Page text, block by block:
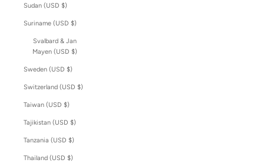
Sudan (USD $)
Suriname (USD $)
Svalbard & Jan
Mayen (USD $)
Sweden (USD $)
Switzerland (USD $)
Taiwan (USD $)
Tajikistan (USD $)
Tanzania (USD $)
Thailand (USD $)